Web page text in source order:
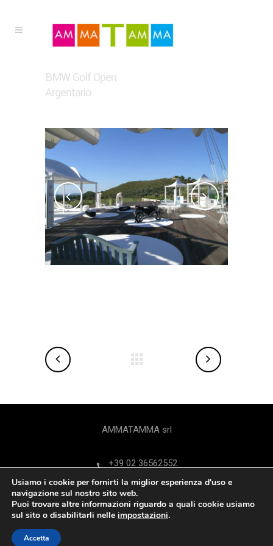
BMW Golf Open
Argentario
AMMATAMMA srl
+39 02 36562552
Via Federico Confalonieri 9 - 20124 Milano
Usiamo i cookie per fornirti la miglior esperienza d'uso e
navigazione sul nostro sito web.
Puoi trovare altre informazioni riguardo a quali cookie usiamo
sul sito o disabilitarli nelle impostazioni.
Accetta